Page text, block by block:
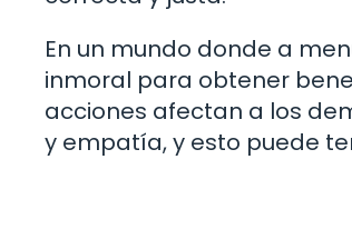
En un mundo donde a
inmoral para obtener
acciones afectan a los
y empatía, y esto puede